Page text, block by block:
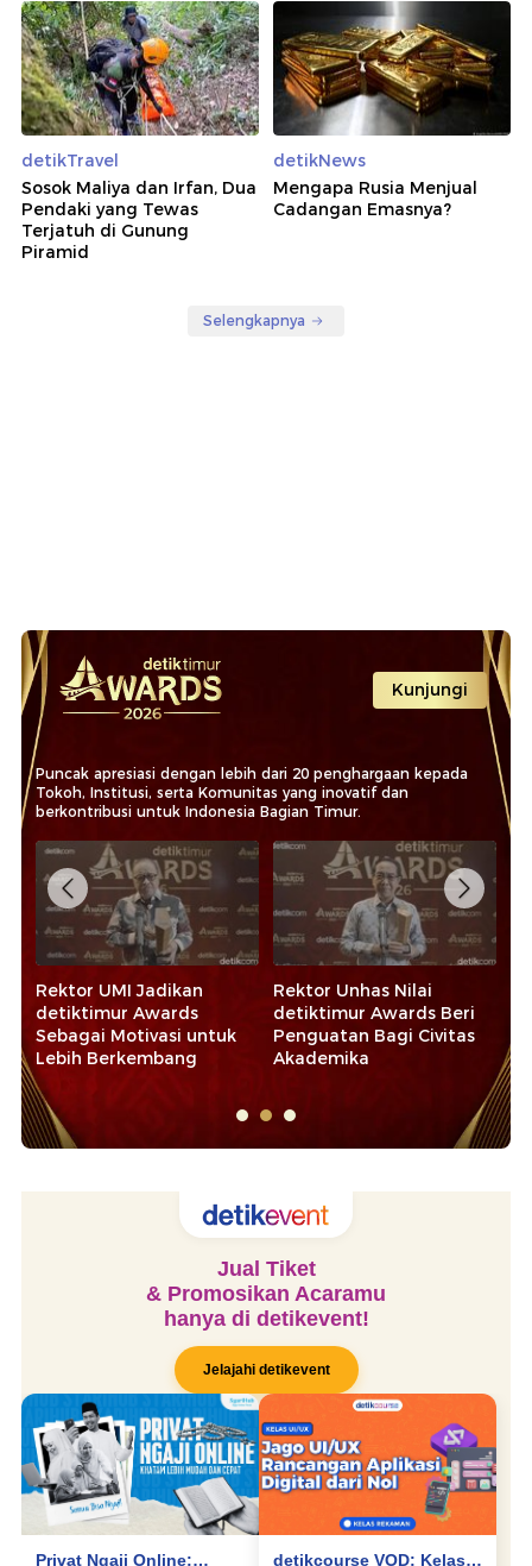
detikTravel
Sosok Maliya dan Irfan, Dua
Pendaki yang Tewas
Terjatuh di Gunung
Piramid
detikNews
Mengapa Rusia Menjual
Cadangan Emasnya?
Selengkapnya
Kunjungi
Puncak apresiasi dengan lebih dari 20 penghargaan kepada
Tokoh, Institusi, serta Komunitas yang inovatif dan
berkontribusi untuk Indonesia Bagian Timur.
Raih detiktimur Awards,
Bupati Luwu Utara
Optimis Tangani
Kemiskinan Ekstrem
Walkot Siska Jadikan
detiktimur Awards
Motivasi untuk Terus
Majukan Kendari